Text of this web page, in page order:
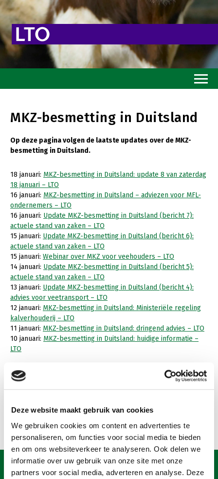
Deze website maakt gebruik van cookies
We gebruiken cookies om content en advertenties te
personaliseren, om functies voor social media te bieden
en om ons websiteverkeer te analyseren. Ook delen we
informatie over uw gebruik van onze site met onze
partners voor social media, adverteren en analyse. Deze
Toekomstvisie
Goed eten
Sterk ondernemerschap
Transitiepaden
Thema’s
Gezonde planten
Gezonde dieren
Natuur, klimaat en energie
Bodem en water
Platteland en omgeving
Mens, ondernemerschap en onderwijs
Internationaal
Dier
Kalverhouderij
Konijnenhouderij
Melkveehouderij
Biologische Landbouw
Bollenteelt
Bomen, vaste planten en zomerbloemen
Multifunctionele landbouw
Multifunctioneel
Vrouw en Bedrijf
Onderwerpen
Nieuws
MKZ-besmetting in Duitsland
Op deze pagina volgen de laatste updates over de MKZ-
besmetting in Duitsland.
18 januari: MKZ-besmetting in Duitsland: update 8 van zaterdag
18 januari – LTO
16 januari: MKZ-besmetting in Duitsland – adviezen voor MFL-
ondernemers – LTO
16 januari: Update MKZ-besmetting in Duitsland (bericht 7):
actuele stand van zaken – LTO
15 januari: Update MKZ-besmetting in Duitsland (bericht 6):
actuele stand van zaken – LTO
15 januari: Webinar over MKZ voor veehouders – LTO
14 januari: Update MKZ-besmetting in Duitsland (bericht 5):
actuele stand van zaken – LTO
13 januari: Update MKZ-besmetting in Duitsland (bericht 4):
advies voor veetransport – LTO
12 januari: MKZ-besmetting in Duitsland: Ministeriële regeling
kalverhouderij – LTO
11 januari: MKZ-besmetting in Duitsland: dringend advies – LTO
10 januari: MKZ-besmetting in Duitsland: huidige informatie –
LTO